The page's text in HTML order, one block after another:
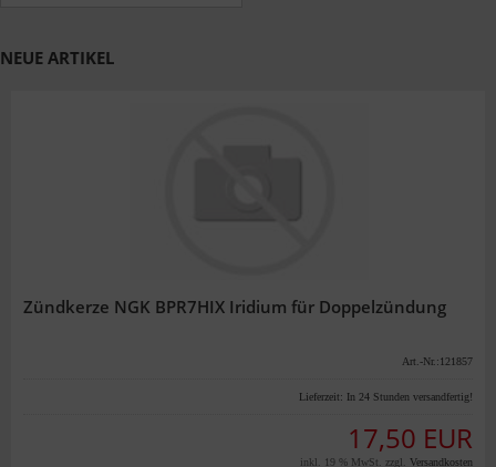
NEUE ARTIKEL
Zündkerze NGK BPR7HIX Iridium für Doppelzündung
Art.-Nr.:121857
Lieferzeit: In 24 Stunden versandfertig!
17,50 EUR
inkl. 19 % MwSt. zzgl. Versandkosten